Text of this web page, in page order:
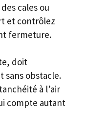
cales ou
et contrôlez
fermeture.
doit
sans obstacle.
à l’air
compte autant